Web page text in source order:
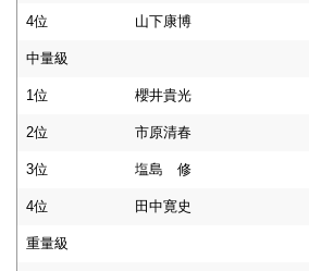
4位 山下康博
中量級
1位 櫻井貴光
2位 市原清春
3位 塩島 修
4位 田中寛史
重量級